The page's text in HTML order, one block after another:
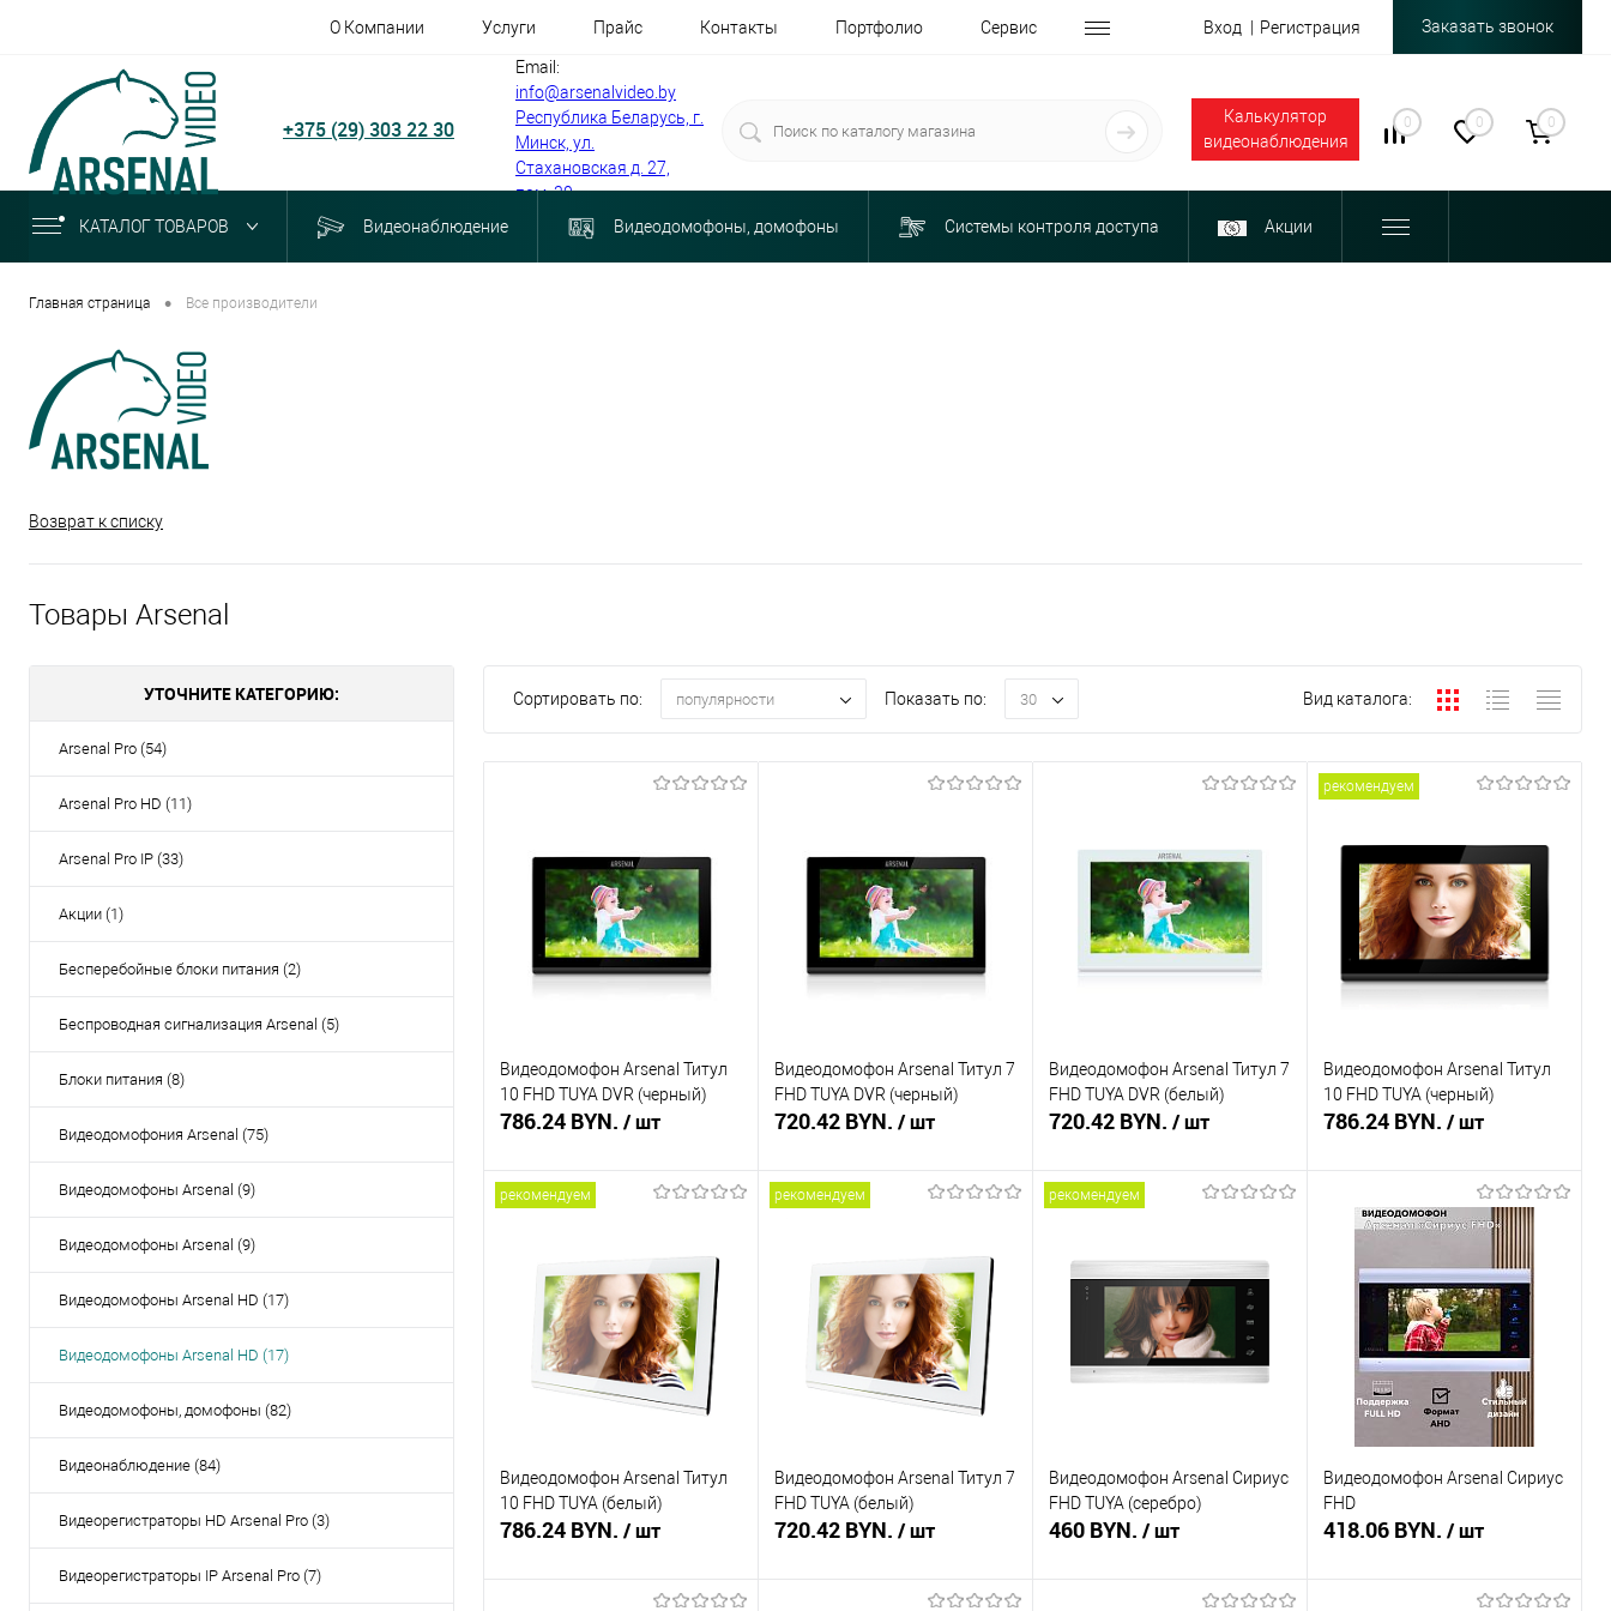
О Компании Услуги Прайс Контакты Портфолио Сервис Вход Регистрация Заказать звонок
+375 (29) 303 22 30
Email:
info@arsenalvideo.by
Республика Беларусь, г.
Минск, ул.
Стахановская д. 27,
пом. 30
Калькулятор
видеонаблюдения
0 0 0
КАТАЛОГ ТОВАРОВ Видеонаблюдение Видеодомофоны, домофоны Системы контроля доступа Акции
Главная страница • Все производители
Возврат к списку
Товары Arsenal
УТОЧНИТЕ КАТЕГОРИЮ:
Arsenal Pro (54)
Arsenal Pro HD (11)
Arsenal Pro IP (33)
Акции (1)
Бесперебойные блоки питания (2)
Беспроводная сигнализация Arsenal (5)
Блоки питания (8)
Видеодомофония Arsenal (75)
Видеодомофоны Arsenal (9)
Видеодомофоны Arsenal (9)
Видеодомофоны Arsenal HD (17)
Видеодомофоны Arsenal HD (17)
Видеодомофоны, домофоны (82)
Видеонаблюдение (84)
Видеорегистраторы HD Arsenal Pro (3)
Видеорегистраторы IP Arsenal Pro (7)
Сортировать по: популярности Показать по: 30 Вид каталога:
Видеодомофон Arsenal Титул
10 FHD TUYA DVR (черный)
786.24 BYN. / шт
Купить в 1 клик
Сравнение
В избранное
В наличии
Видеодомофон Arsenal Титул 7
FHD TUYA DVR (черный)
720.42 BYN. / шт
Купить в 1 клик
Сравнение
В избранное
В наличии
Видеодомофон Arsenal Титул 7
FHD TUYA DVR (белый)
720.42 BYN. / шт
Купить в 1 клик
Сравнение
В избранное
В наличии
рекомендуем
Видеодомофон Arsenal Титул
10 FHD TUYA (черный)
786.24 BYN. / шт
В корзину
Купить в 1 клик
Сравнение
В избранное
В наличии
рекомендуем
Видеодомофон Arsenal Титул
10 FHD TUYA (белый)
786.24 BYN. / шт
рекомендуем
Видеодомофон Arsenal Титул 7
FHD TUYA (белый)
720.42 BYN. / шт
рекомендуем
Видеодомофон Arsenal Сириус
FHD TUYA (серебро)
460 BYN. / шт
Видеодомофон Arsenal Сириус
FHD
418.06 BYN. / шт